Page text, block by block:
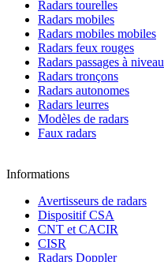
Radars tourelles
Radars mobiles
Radars mobiles mobiles
Radars feux rouges
Radars passages à niveau
Radars tronçons
Radars autonomes
Radars leurres
Modèles de radars
Faux radars
Informations
Avertisseurs de radars
Dispositif CSA
CNT et CACIR
CISR
Radars Doppler